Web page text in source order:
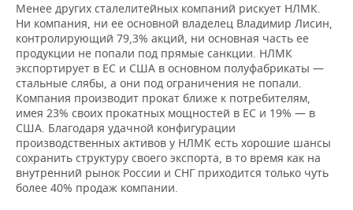
Менее других сталелитейных компаний рискует НЛМК.
Ни компания, ни ее основной владелец Владимир Лисин,
контролирующий 79,3% акций, ни основная часть ее
продукции не попали под прямые санкции. НЛМК
экспортирует в ЕС и США в основном полуфабрикаты —
стальные слябы, а они под ограничения не попали.
Компания производит прокат ближе к потребителям,
имея 23% своих прокатных мощностей в ЕС и 19% — в
США. Благодаря удачной конфигурации
производственных активов у НЛМК есть хорошие шансы
сохранить структуру своего экспорта, в то время как на
внутренний рынок России и СНГ приходится только чуть
более 40% продаж компании.